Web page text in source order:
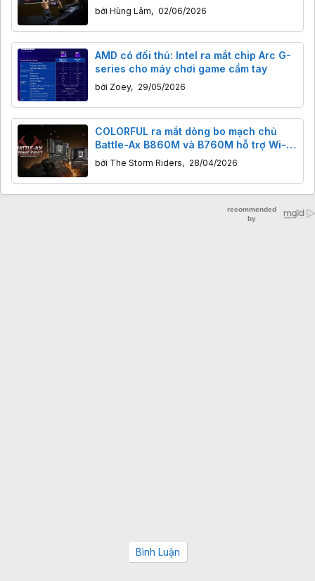
Ryzen Z2 Extreme
bởi Hùng Lâm, 02/06/2026
AMD có đối thủ: Intel ra mắt chip Arc G-
series cho máy chơi game cầm tay
bởi Zoey, 29/05/2026
COLORFUL ra mắt dòng bo mạch chủ
Battle-Ax B860M và B760M hỗ trợ Wi-Fi
7, tối ưu cho vi xử lý Intel Core Ultra
bởi The Storm Riders, 28/04/2026
Bình Luận